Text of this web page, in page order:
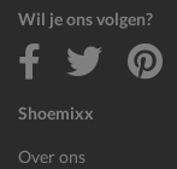
Shoemixx
Over ons
Wil je ons volgen?